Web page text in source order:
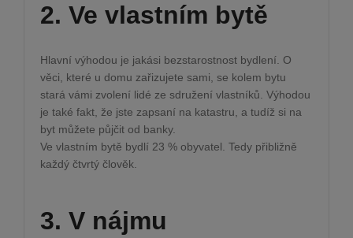
2. Ve vlastním bytě
Hlavní výhodou je jakási bezstarostnost bydlení. O
věci, které u domu zařizujete sami, se kolem bytu
stará vámi zvolení lidé ze sdružení vlastníků. Výhodou
je také fakt, že jste zapsaní na katastru, a tudíž si na
byt můžete půjčit od banky.
Ve vlastním bytě bydlí 23 % obyvatel. Tedy přibližně
každý čtvrtý člověk.
3. V nájmu